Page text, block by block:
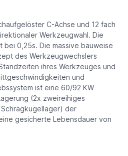
C-Achse und 12 fach
Werkzeugwahl. Die
0,25s. Die massive bauweise
des Werkzeugwechslers
ihres Werkzeuges und
und
ist eine 60/92 KW
(2x zweireihiges
der
gesicherte Lebensdauer von